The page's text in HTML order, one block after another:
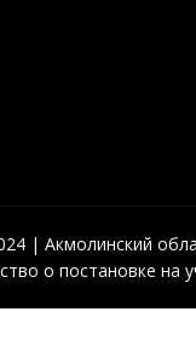
| Акмолинский
о постановке на